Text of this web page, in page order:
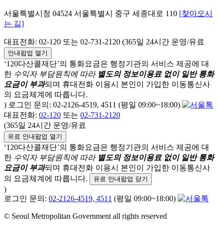
서울특별시청 04524 서울특별시 중구 세종대로 110 [찾아오시
는 길]
대표전화: 02-120 또는 02-731-2120 (365일 24시간 운영/유료
안내팝업 열기
‘120다산콜재단’의 통화요금은 행정기관의 서비스 제공에 대
한 수익자 부담원칙에 따라 별도의 정보이용료 없이 일반 통화
요금이 부과되며 휴대전화 이용시 본인이 가입한 이동통신사
의 요금체계에 따릅니다.
) 로그인 문의: 02-2126-4519, 4511 (평일 09:00~18:00)
대표전화: 02-120 또는 02-731-2120
(365일 24시간 운영/유료
유료 안내팝업 열기
‘120다산콜재단’의 통화요금은 행정기관의 서비스 제공에 대
한 수익자 부담원칙에 따라 별도의 정보이용료 없이 일반 통화
요금이 부과되며 휴대전화 이용시 본인이 가입한 이동통신사
의 요금체계에 따릅니다.
유료 안내팝업 닫기
)
로그인 문의: 02-2126-4519, 4511 (평일 09:00~18:00)
© Seoul Metropolitan Government all rights reserved